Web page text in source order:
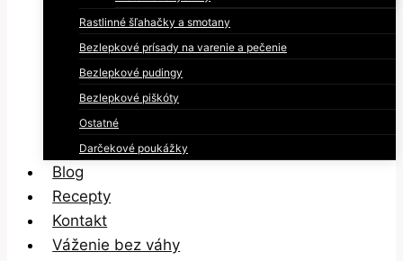
Rastlinné šľahačky a smotany
Bezlepkové prísady na varenie a pečenie
Bezlepkové pudingy
Bezlepkové piškóty
Ostatné
Darčekové poukážky
Blog
Recepty
Kontakt
Váženie bez váhy